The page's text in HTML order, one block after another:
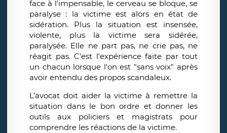
face à l'impensable, le cerveau se bloque, se
paralyse : la victime est alors en état de
sidération. Plus la situation est insensée,
violente, plus la victime sera sidérée,
paralysée. Elle ne part pas, ne crie pas, ne
réagit pas. C'est l'expérience faite par tout
un chacun lorsque l'on est "sans voix" après
avoir entendu des propos scandaleux.
L’avocat doit aider la victime à remettre la
situation dans le bon ordre et donner les
outils aux policiers et magistrats pour
comprendre les réactions de la victime.